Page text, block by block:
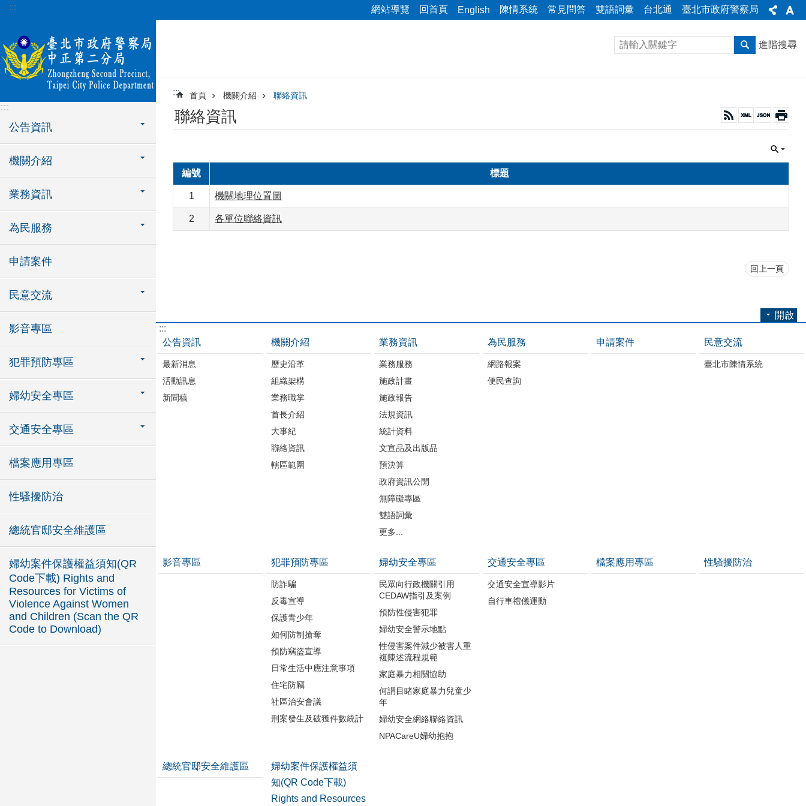
跳到主要內容區塊
::: 網站導覽 回首頁 English 陳情系統 常見問答 雙語詞彙 台北通 臺北市政府警察局
:::
公告資訊
機關介紹
業務資訊
為民服務
申請案件
民意交流
影音專區
犯罪預防專區
婦幼安全專區
交通安全專區
檔案應用專區
性騷擾防治
總統官邸安全維護區
婦幼案件保護權益須知(QR
Code下載) Rights and
Resources for Victims of
Violence Against Women
and Children (Scan the QR
Code to Download)
進階搜尋
::: 首頁 機關介紹 聯絡資訊
聯絡資訊
編號 標題
1 機關地理位置圖
2 各單位聯絡資訊
回上一頁
開啟
:::
公告資訊
最新消息
活動訊息
新聞稿
機關介紹
歷史沿革
組織架構
業務職掌
首長介紹
大事紀
聯絡資訊
轄區範圍
業務資訊
業務服務
施政計畫
施政報告
法規資訊
統計資料
文宣品及出版品
預決算
政府資訊公開
無障礙專區
雙語詞彙
更多...
為民服務
網路報案
便民查詢
申請案件 民意交流
臺北市陳情系統
影音專區 犯罪預防專區
防詐騙
反毒宣導
保護青少年
如何防制搶奪
預防竊盜宣導
日常生活中應注意事項
住宅防竊
社區治安會議
刑案發生及破獲件數統計
婦幼安全專區
民眾向行政機關引用
CEDAW指引及案例
預防性侵害犯罪
婦幼安全警示地點
性侵害案件減少被害人重
複陳述流程規範
家庭暴力相關協助
何謂目睹家庭暴力兒童少
年
婦幼安全網絡聯絡資訊
NPACareU婦幼抱抱
交通安全專區
交通安全宣導影片
自行車禮儀運動
檔案應用專區 性騷擾防治
總統官邸安全維護區
婦幼案件保護權益須
知(QR Code下載)
Rights and Resources